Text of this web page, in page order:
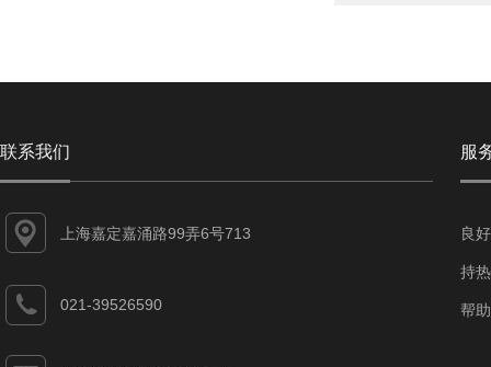
联系我们
上海嘉定嘉涌路99弄6号713
021-39526590
服
良
持
帮